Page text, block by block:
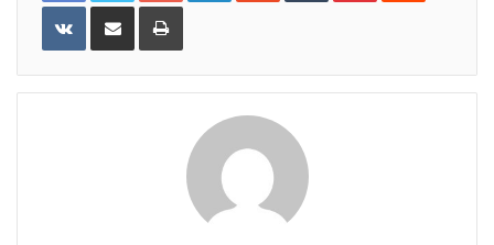
VKontakteShare
Email
Print